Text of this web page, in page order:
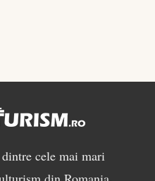
cele mai mari